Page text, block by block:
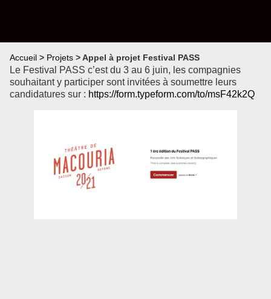
Accueil > Projets > Appel à projet Festival PASS
Le Festival PASS c’est du 3 au 6 juin, les compagnies
souhaitant y participer sont invitées à soumettre leurs
candidatures sur : https://form.typeform.com/to/msF42k2Q